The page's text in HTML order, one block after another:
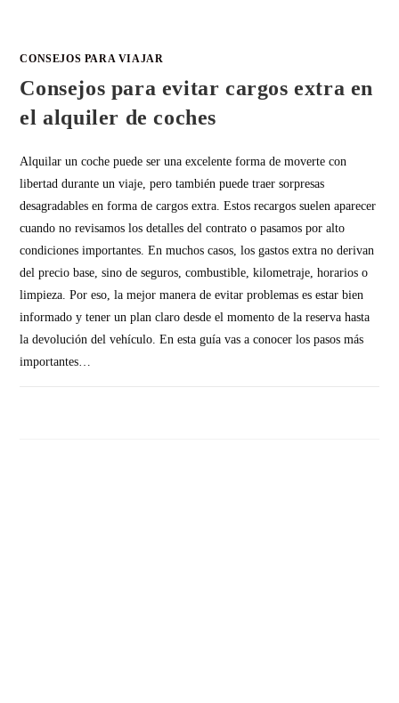
CONSEJOS PARA VIAJAR
Consejos para evitar cargos extra en
el alquiler de coches
Alquilar un coche puede ser una excelente forma de moverte con
libertad durante un viaje, pero también puede traer sorpresas
desagradables en forma de cargos extra. Estos recargos suelen aparecer
cuando no revisamos los detalles del contrato o pasamos por alto
condiciones importantes. En muchos casos, los gastos extra no derivan
del precio base, sino de seguros, combustible, kilometraje, horarios o
limpieza. Por eso, la mejor manera de evitar problemas es estar bien
informado y tener un plan claro desde el momento de la reserva hasta
la devolución del vehículo. En esta guía vas a conocer los pasos más
importantes…